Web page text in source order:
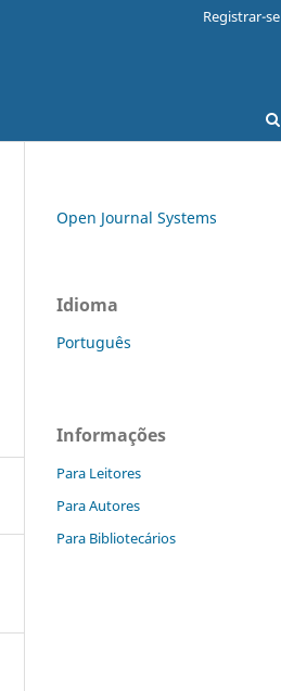
Registrar-se
Open Journal Systems
Idioma
Português
Informações
Para Leitores
Para Autores
Para Bibliotecários